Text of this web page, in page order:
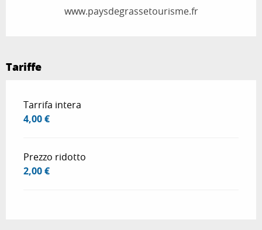
www.paysdegrassetourisme.fr
Tariffe
Tariffe 2026
Tarrifa intera
4,00 €
Prezzo ridotto
2,00 €